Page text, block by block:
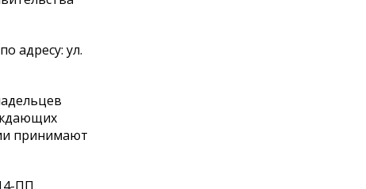
адресу: ул.
принимают